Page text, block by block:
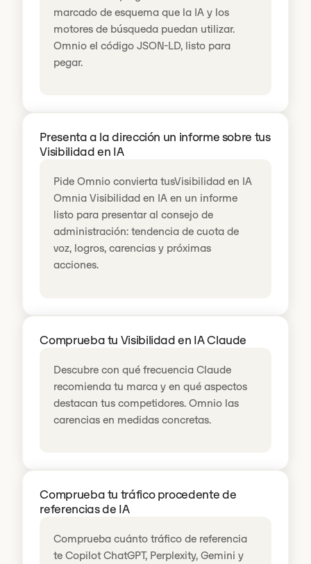
marcado de esquema que la IA y los
motores de búsqueda puedan utilizar.
Omnio el código JSON-LD, listo para
pegar.
Presenta a la dirección un informe sobre tus
Visibilidad en IA
Pide Omnio convierta tusVisibilidad en IA
Omnia Visibilidad en IA en un informe
listo para presentar al consejo de
administración: tendencia de cuota de
voz, logros, carencias y próximas
acciones.
Comprueba tu Visibilidad en IA Claude
Descubre con qué frecuencia Claude
recomienda tu marca y en qué aspectos
destacan tus competidores. Omnio las
carencias en medidas concretas.
Comprueba tu tráfico procedente de
referencias de IA
Comprueba cuánto tráfico de referencia
te Copilot ChatGPT, Perplexity, Gemini y